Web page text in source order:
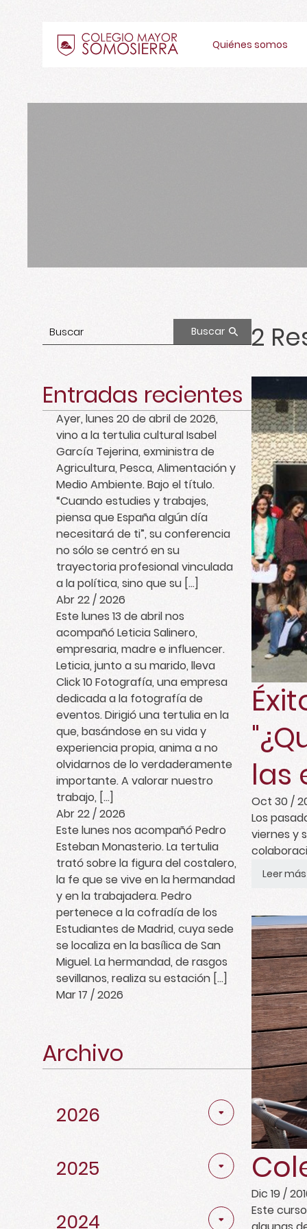
Quiénes somos
Buscar
Entradas recientes
Ayer, lunes 20 de abril de 2026,
vino a la tertulia cultural Isabel
García Tejerina, exministra de
Agricultura, Pesca, Alimentación y
Medio Ambiente. Bajo el título.
“Cuando estudies y trabajes,
piensa que España algún día
necesitará de ti”, su conferencia
no sólo se centró en su
trayectoria profesional vinculada
a la política, sino que su […]
Abr 22 / 2026
Este lunes 13 de abril nos
acompañó Leticia Salinero,
empresaria, madre e influencer.
Leticia, junto a su marido, lleva
Click 10 Fotografía, una empresa
dedicada a la fotografía de
eventos. Dirigió una tertulia en la
que, basándose en su vida y
experiencia propia, anima a no
olvidarnos de lo verdaderamente
importante. A valorar nuestro
trabajo, […]
Abr 22 / 2026
Este lunes nos acompañó Pedro
Esteban Monasterio. La tertulia
trató sobre la figura del costalero,
la fe que se vive en la hermandad
y en la trabajadera. Pedro
pertenece a la cofradía de los
Estudiantes de Madrid, cuya sede
se localiza en la basílica de San
Miguel. La hermandad, de rasgos
sevillanos, realiza su estación […]
Mar 17 / 2026
Archivo
2026
Marzo
2
Febrero
4
2025
3
Octubre
3
Febrero
2
2024
Noviembre
4
Octubre
5
1
Noviembre
5
Octubre
6
Noviembre
2
2
las
Oct 30 /
Los
viernes y
Leer más
Dic 19 /
Este